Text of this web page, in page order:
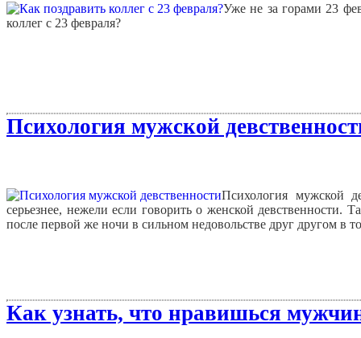
Уже не за горами 23
коллег с 23 февраля?
Психология мужской
Психология мужской
серьезнее, нежели если говорить о женской девственности.
после первой же ночи в сильном недовольстве друг другом в
Как узнать, что нравишься